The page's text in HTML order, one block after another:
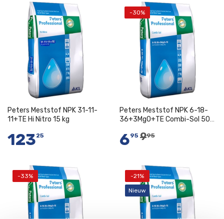
In Winkelwagen In Winkelwagen
Niet op voorraad
Peters Meststof NPK 31-11-
11+TE Hi Nitro 15 kg
12325
-30%
In Winkelwagen
Peters Meststof NPK 6-18-
36+3MgO+TE Combi-Sol 500
695 995
-33% -21%
Nieuw